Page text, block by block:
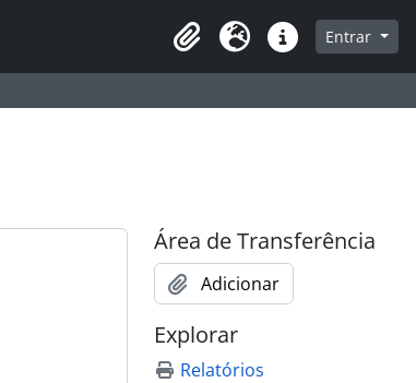
Área de Transferência
Idioma Atalhos Entrar
Área de Transferência
Adicionar
Explorar
Relatórios